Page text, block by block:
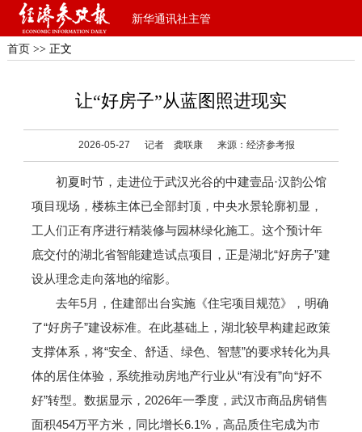
新华通讯社主管
首页 >> 正文
让“好房子”从蓝图照进现实
2026-05-27 记者 龚联康 来源：经济参考报
初夏时节，走进位于武汉光谷的中建壹品·汉韵公馆
项目现场，楼栋主体已全部封顶，中央水景轮廓初显，
工人们正有序进行精装修与园林绿化施工。这个预计年
底交付的湖北省智能建造试点项目，正是湖北“好房子”建
设从理念走向落地的缩影。
去年5月，住建部出台实施《住宅项目规范》，明确
了“好房子”建设标准。在此基础上，湖北较早构建起政策
支撑体系，将“安全、舒适、绿色、智慧”的要求转化为具
体的居住体验，系统推动房地产行业从“有没有”向“好不
好”转型。数据显示，2026年一季度，武汉市商品房销售
面积454万平方米，同比增长6.1%，高品质住宅成为市